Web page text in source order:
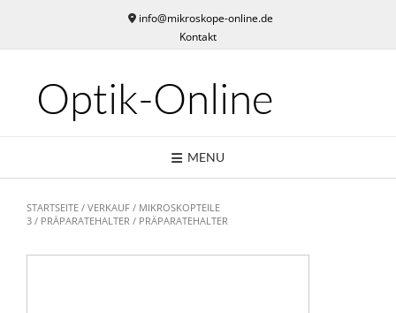
content
info@mikroskope-online.de
Kontakt
Optik-Online
MENU
STARTSEITE / VERKAUF / MIKROSKOPTEILE
3 / PRÄPARATEHALTER / PRÄPARATEHALTER